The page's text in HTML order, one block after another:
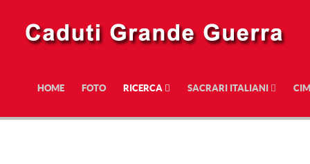
HOME FOTO RICERCA SACRARI ITALIANI